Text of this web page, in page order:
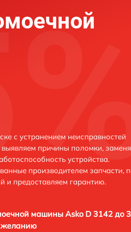
с устранением неисправностей
причины поломки,
устройства.
производителем запчасти,
и предоставляем гарантию.
машины Asko D 3142 до 3
желанию